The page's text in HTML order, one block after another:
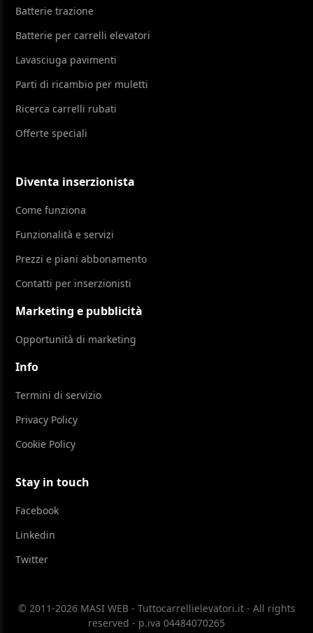
Batterie trazione
Batterie per carrelli elevatori
Lavasciuga pavimenti
Parti di ricambio per muletti
Ricerca carrelli rubati
Offerte speciali
Diventa inserzionista
Come funziona
Funzionalità e servizi
Prezzi e piani abbonamento
Contatti per inserzionisti
Marketing e pubblicità
Opportunità di marketing
Info
Termini di servizio
Privacy Policy
Cookie Policy
Stay in touch
Facebook
Linkedin
Twitter
© 2011-2026 MASI WEB - Tuttocarrellielevatori.it - All rights
reserved - p.iva 04484070265